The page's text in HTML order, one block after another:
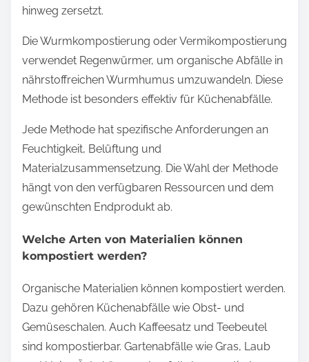
hinweg zersetzt.
Die Wurmkompostierung oder Vermikompostierung
verwendet Regenwürmer, um organische Abfälle in
nährstoffreichen Wurmhumus umzuwandeln. Diese
Methode ist besonders effektiv für Küchenabfälle.
Jede Methode hat spezifische Anforderungen an
Feuchtigkeit, Belüftung und
Materialzusammensetzung. Die Wahl der Methode
hängt von den verfügbaren Ressourcen und dem
gewünschten Endprodukt ab.
Welche Arten von Materialien können
kompostiert werden?
Organische Materialien können kompostiert werden.
Dazu gehören Küchenabfälle wie Obst- und
Gemüseschalen. Auch Kaffeesatz und Teebeutel
sind kompostierbar. Gartenabfälle wie Gras, Laub